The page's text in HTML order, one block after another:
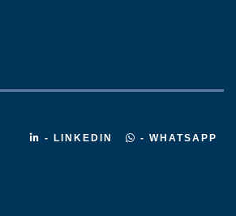
- LINKEDIN - WHATSAPP